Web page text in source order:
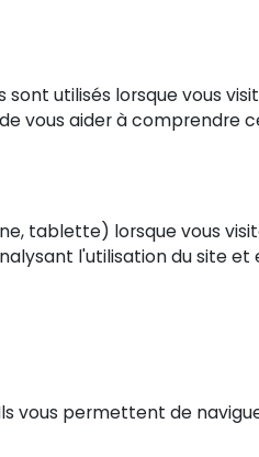
utilisés lorsque vous
vous aider à comprendre
tablette) lorsque vous
l'utilisation du site et
vous permettent de